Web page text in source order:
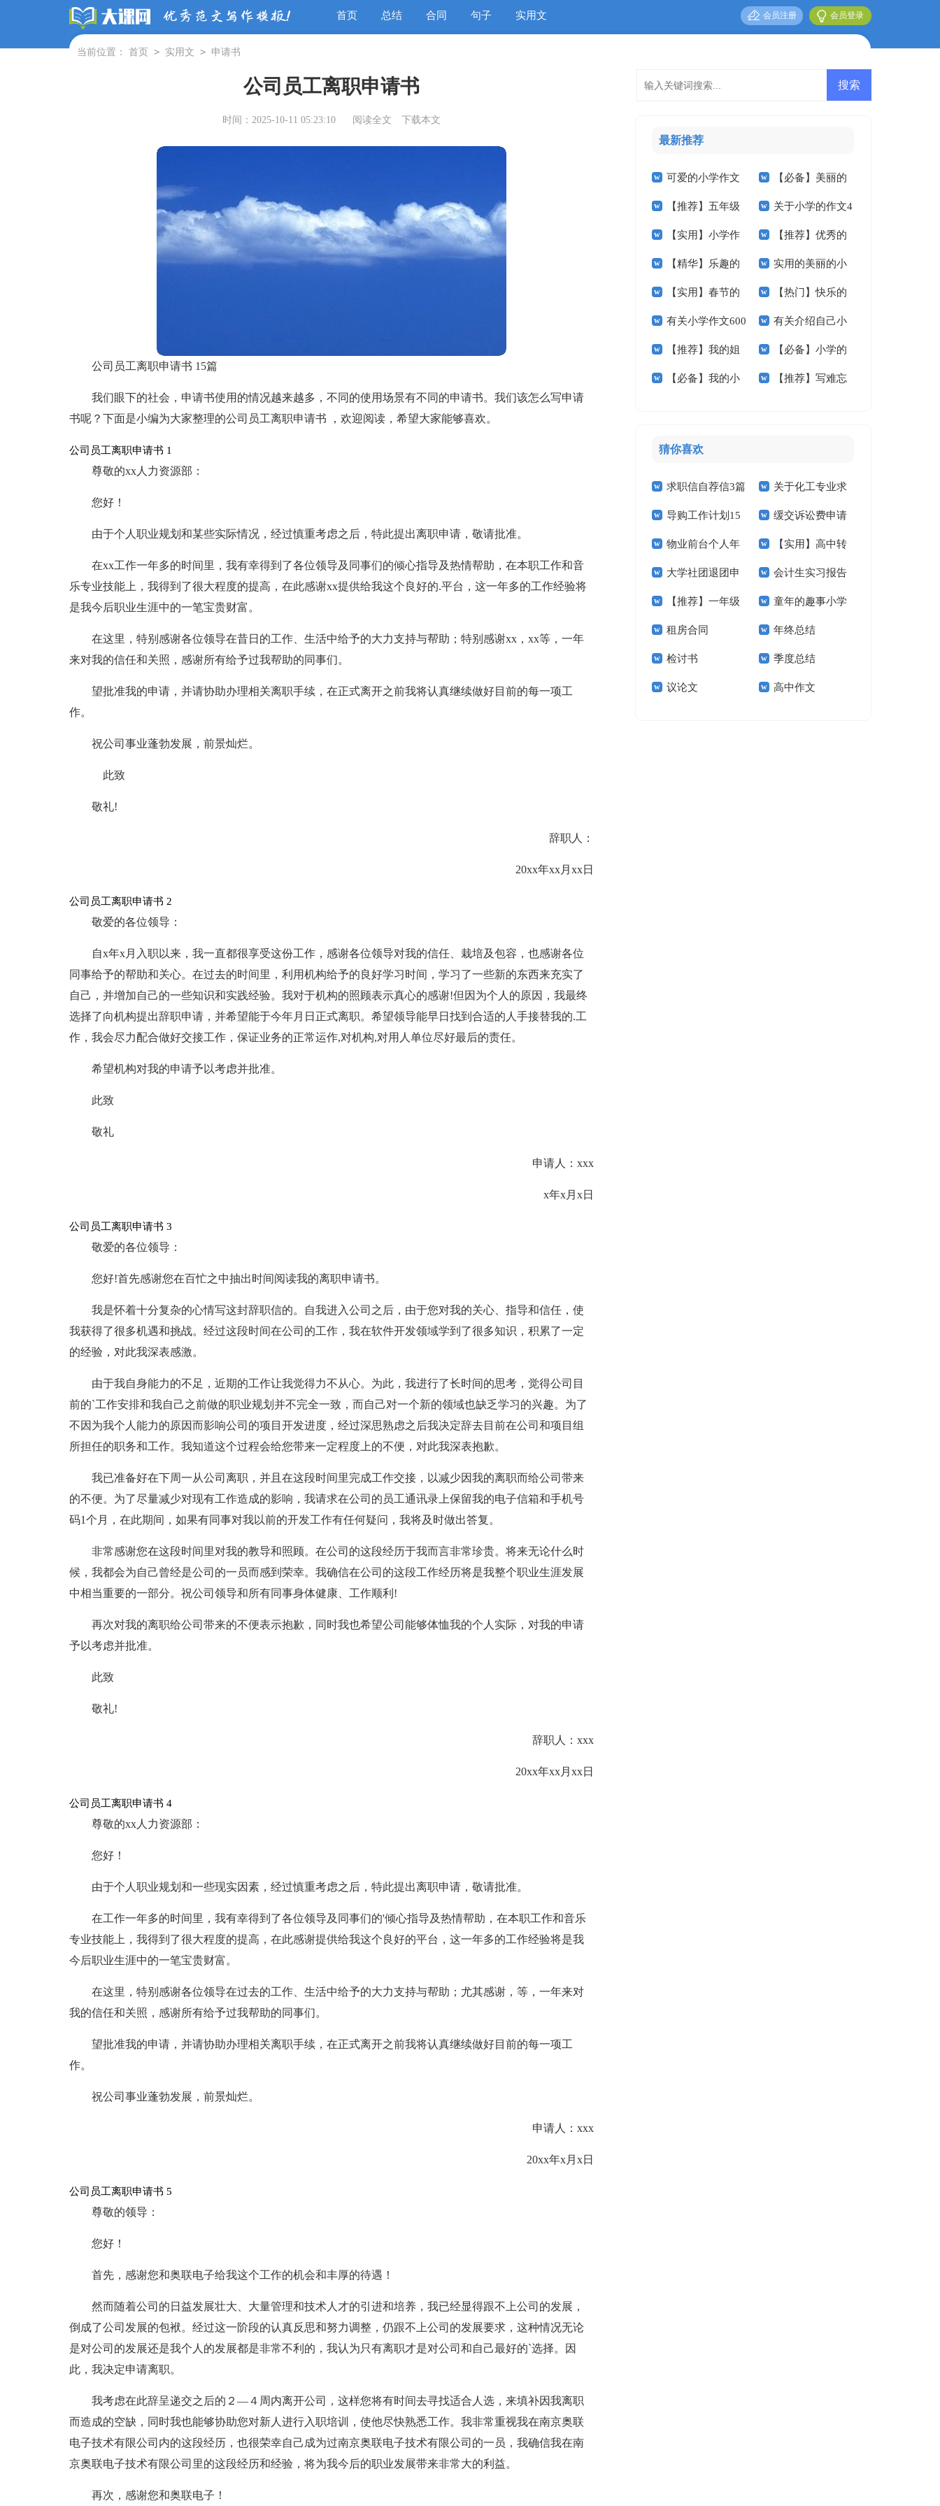
首页 总结 合同 句子 实用文 会员登录
会员注册
当前位置： 首页 > 实用文 > 申请书
公司员工离职申请书
时间：2025-10-11 05:23:10 阅读全文 下载本文
公司员工离职申请书 15篇
我们眼下的社会，申请书使用的情况越来越多，不同的使用场景有不同的申请书。我们该怎么写申请
书呢？下面是小编为大家整理的公司员工离职申请书 ，欢迎阅读，希望大家能够喜欢。
公司员工离职申请书 1
尊敬的xx人力资源部：
您好！
由于个人职业规划和某些实际情况，经过慎重考虑之后，特此提出离职申请，敬请批准。
在xx工作一年多的时间里，我有幸得到了各位领导及同事们的倾心指导及热情帮助，在本职工作和音
乐专业技能上，我得到了很大程度的提高，在此感谢xx提供给我这个良好的.平台，这一年多的工作经验将
是我今后职业生涯中的一笔宝贵财富。
在这里，特别感谢各位领导在昔日的工作、生活中给予的大力支持与帮助；特别感谢xx，xx等，一年
来对我的信任和关照，感谢所有给予过我帮助的同事们。
望批准我的申请，并请协助办理相关离职手续，在正式离开之前我将认真继续做好目前的每一项工
作。
祝公司事业蓬勃发展，前景灿烂。
此致
敬礼!
辞职人：
20xx年xx月xx日
公司员工离职申请书 2
敬爱的各位领导：
自x年x月入职以来，我一直都很享受这份工作，感谢各位领导对我的信任、栽培及包容，也感谢各位
同事给予的帮助和关心。在过去的时间里，利用机构给予的良好学习时间，学习了一些新的东西来充实了
自己，并增加自己的一些知识和实践经验。我对于机构的照顾表示真心的感谢!但因为个人的原因，我最终
选择了向机构提出辞职申请，并希望能于今年月日正式离职。希望领导能早日找到合适的人手接替我的.工
作，我会尽力配合做好交接工作，保证业务的正常运作,对机构,对用人单位尽好最后的责任。
希望机构对我的申请予以考虑并批准。
此致
敬礼
申请人：xxx
x年x月x日
公司员工离职申请书 3
敬爱的各位领导：
您好!首先感谢您在百忙之中抽出时间阅读我的离职申请书。
我是怀着十分复杂的心情写这封辞职信的。自我进入公司之后，由于您对我的关心、指导和信任，使
我获得了很多机遇和挑战。经过这段时间在公司的工作，我在软件开发领域学到了很多知识，积累了一定
的经验，对此我深表感激。
由于我自身能力的不足，近期的工作让我觉得力不从心。为此，我进行了长时间的思考，觉得公司目
前的`工作安排和我自己之前做的职业规划并不完全一致，而自己对一个新的领域也缺乏学习的兴趣。为了
不因为我个人能力的原因而影响公司的项目开发进度，经过深思熟虑之后我决定辞去目前在公司和项目组
所担任的职务和工作。我知道这个过程会给您带来一定程度上的不便，对此我深表抱歉。
我已准备好在下周一从公司离职，并且在这段时间里完成工作交接，以减少因我的离职而给公司带来
的不便。为了尽量减少对现有工作造成的影响，我请求在公司的员工通讯录上保留我的电子信箱和手机号
码1个月，在此期间，如果有同事对我以前的开发工作有任何疑问，我将及时做出答复。
非常感谢您在这段时间里对我的教导和照顾。在公司的这段经历于我而言非常珍贵。将来无论什么时
候，我都会为自己曾经是公司的一员而感到荣幸。我确信在公司的这段工作经历将是我整个职业生涯发展
中相当重要的一部分。祝公司领导和所有同事身体健康、工作顺利!
再次对我的离职给公司带来的不便表示抱歉，同时我也希望公司能够体恤我的个人实际，对我的申请
予以考虑并批准。
此致
敬礼!
辞职人：xxx
20xx年xx月xx日
公司员工离职申请书 4
尊敬的xx人力资源部：
您好！
由于个人职业规划和一些现实因素，经过慎重考虑之后，特此提出离职申请，敬请批准。
在工作一年多的时间里，我有幸得到了各位领导及同事们的'倾心指导及热情帮助，在本职工作和音乐
专业技能上，我得到了很大程度的提高，在此感谢提供给我这个良好的平台，这一年多的工作经验将是我
今后职业生涯中的一笔宝贵财富。
在这里，特别感谢各位领导在过去的工作、生活中给予的大力支持与帮助；尤其感谢，等，一年来对
我的信任和关照，感谢所有给予过我帮助的同事们。
望批准我的申请，并请协助办理相关离职手续，在正式离开之前我将认真继续做好目前的每一项工
作。
祝公司事业蓬勃发展，前景灿烂。
申请人：xxx
20xx年x月x日
公司员工离职申请书 5
尊敬的领导：
您好！
首先，感谢您和奥联电子给我这个工作的机会和丰厚的待遇！
然而随着公司的日益发展壮大、大量管理和技术人才的引进和培养，我已经显得跟不上公司的发展，
倒成了公司发展的包袱。经过这一阶段的认真反思和努力调整，仍跟不上公司的发展要求，这种情况无论
是对公司的发展还是我个人的发展都是非常不利的，我认为只有离职才是对公司和自己最好的`选择。因
此，我决定申请离职。
我考虑在此辞呈递交之后的２—４周内离开公司，这样您将有时间去寻找适合人选，来填补因我离职
而造成的空缺，同时我也能够协助您对新人进行入职培训，使他尽快熟悉工作。我非常重视我在南京奥联
电子技术有限公司内的这段经历，也很荣幸自己成为过南京奥联电子技术有限公司的一员，我确信我在南
京奥联电子技术有限公司里的这段经历和经验，将为我今后的职业发展带来非常大的利益。
再次，感谢您和奥联电子！
最新推荐
可爱的小学作文
15篇
【必备】美丽的
小学作文四篇
【推荐】五年级
的作文300字8篇
关于小学的作文4
篇
【实用】小学作
文400字三篇
【推荐】优秀的
春节小学作文八篇
【精华】乐趣的
小学作文合集8篇
实用的美丽的小
学作文3篇
【实用】春节的
小学作文3篇
【热门】快乐的
小学作文5篇
有关小学作文600
字3篇
有关介绍自己小
学作文三篇
【推荐】我的姐
姐小学作文四篇
【必备】小学的
作文600字五篇
【必备】我的小 【推荐】写难忘
猜你喜欢
求职信自荐信3篇 关于化工专业求
职信汇总九篇
导购工作计划15
篇
缓交诉讼费申请
书(15篇)
物业前台个人年
终总结3篇
【实用】高中转
学申请书4篇
大学社团退团申
请书
会计生实习报告
汇编十篇
【推荐】一年级
作文300字汇总8篇
童年的趣事小学
生作文
租房合同 年终总结
检讨书 季度总结
议论文 高中作文